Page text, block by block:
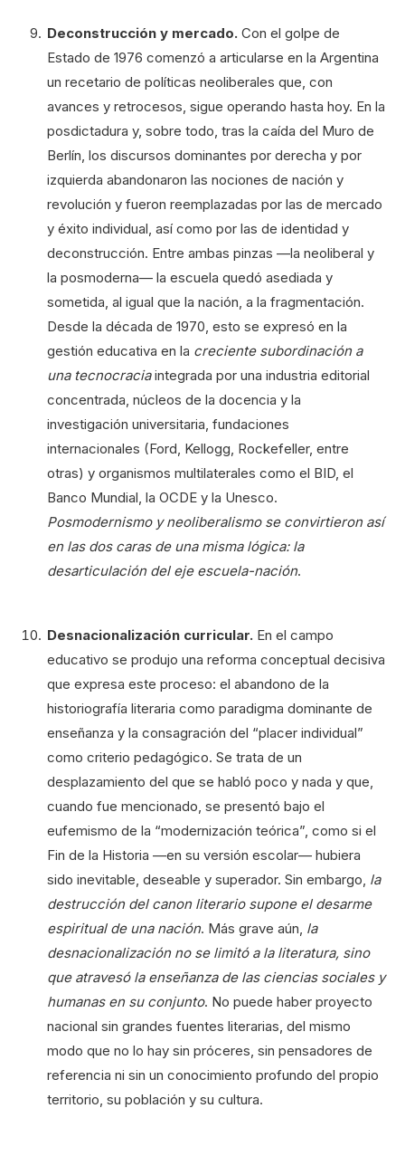
Deconstrucción y mercado. Con el golpe de
Estado de 1976 comenzó a articularse en la Argentina
un recetario de políticas neoliberales que, con
avances y retrocesos, sigue operando hasta hoy. En la
posdictadura y, sobre todo, tras la caída del Muro de
Berlín, los discursos dominantes por derecha y por
izquierda abandonaron las nociones de nación y
revolución y fueron reemplazadas por las de mercado
y éxito individual, así como por las de identidad y
deconstrucción. Entre ambas pinzas —la neoliberal y
la posmoderna— la escuela quedó asediada y
sometida, al igual que la nación, a la fragmentación.
Desde la década de 1970, esto se expresó en la
gestión educativa en la creciente subordinación a
una tecnocraciaintegrada por una industria editorial
concentrada, núcleos de la docencia y la
investigación universitaria, fundaciones
internacionales (Ford, Kellogg, Rockefeller, entre
otras) y organismos multilaterales como el BID, el
Banco Mundial, la OCDE y la Unesco.
Posmodernismo y neoliberalismo se convirtieron así
en las dos caras de una misma lógica: la
desarticulación del eje escuela-nación.
Desnacionalización curricular. En el campo
educativo se produjo una reforma conceptual decisiva
que expresa este proceso: el abandono de la
historiografía literaria como paradigma dominante de
enseñanza y la consagración del “placer individual”
como criterio pedagógico. Se trata de un
desplazamiento del que se habló poco y nada y que,
cuando fue mencionado, se presentó bajo el
eufemismo de la “modernización teórica”, como si el
Fin de la Historia —en su versión escolar— hubiera
sido inevitable, deseable y superador. Sin embargo, la
destrucción del canon literario supone el desarme
espiritual de una nación. Más grave aún, la
desnacionalización no se limitó a la literatura, sino
que atravesó la enseñanza de las ciencias sociales y
humanas en su conjunto. No puede haber proyecto
nacional sin grandes fuentes literarias, del mismo
modo que no lo hay sin próceres, sin pensadores de
referencia ni sin un conocimiento profundo del propio
territorio, su población y su cultura.